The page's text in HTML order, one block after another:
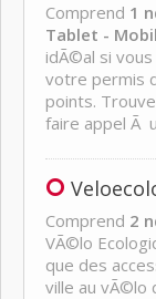
Comprend 1
Tablet -
idÃ©al si
votre permis
points.
faire appel Ã
Comprend 2
VÃ©lo
que des
ville au vÃ©lo